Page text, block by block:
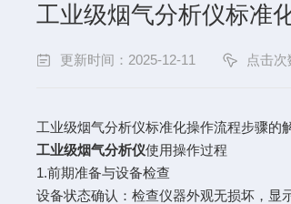
工业级烟气分析仪标准
更新时间：2025-12-11 点击
工业级烟气分析仪标准化操作流程步骤的
工业级烟气分析仪使用操作过程
1.前期准备与设备检查
设备状态确认：检查仪器外观无损坏，显